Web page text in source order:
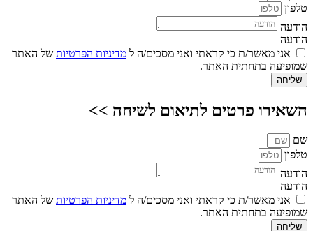
טלפון
הודעה
הודעה
אני מאשר/ת כי קראתי ואני מסכים/ה ל מדיניות הפרטיות של האתר
שמופיעה בתחתית האתר.
שליחה
השאירו פרטים לתיאום לשיחה >>
שם
טלפון
הודעה
הודעה
אני מאשר/ת כי קראתי ואני מסכים/ה ל מדיניות הפרטיות של האתר
שמופיעה בתחתית האתר.
שליחה